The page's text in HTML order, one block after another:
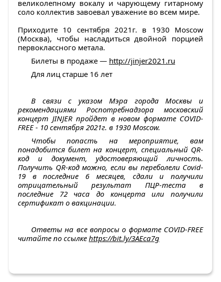
великолепному вокалу и чарующему гитарному
соло коллектив завоевал уважение во всем мире.
Приходите 10 сентября 2021г. в 1930 Moscow
(Москва), чтобы насладиться двойной порцией
первоклассного метала.
Билеты в продаже — http://jinjer2021.ru
Для лиц старше 16 лет
В связи с указом Мэра города Москвы и
рекомендациями Роспотребнадзора московский
концерт JINJERпройдет в новом формате COVID-
FREE- 10 сентября 2021г. в 1930 Moscow.
Чтобы попасть на мероприятие, вам
понадобится билет на концерт, специальный QR-
код и документ, удостоверяющий личность.
Получить QR-код можно, если вы переболели Covid-
19 в последние 6 месяцев, сдали и получили
отрицательный результат ПЦР-теста в
последние 72 часа до концерта или получили
сертификат о вакцинации.
Ответы на все вопросы о формате COVID-FREE
читайте по ссылке https://bit.ly/3AEca7g